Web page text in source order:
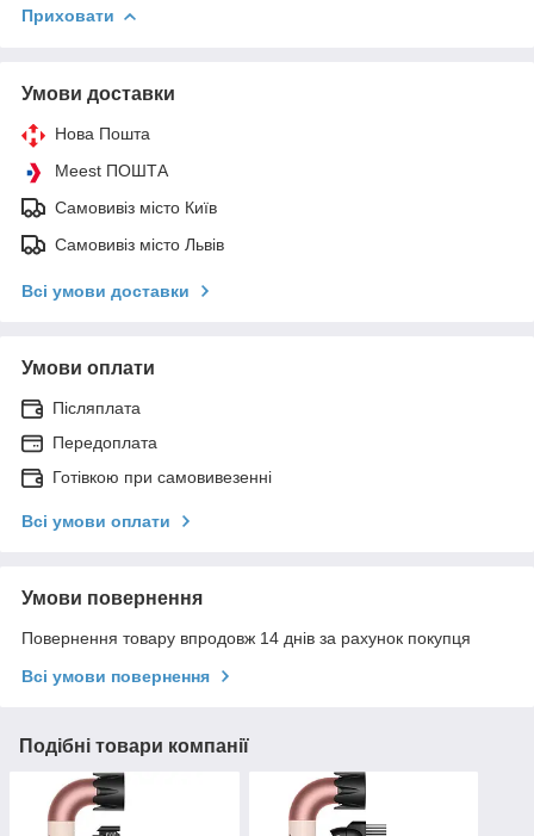
Приховати
Умови доставки
Нова Пошта
Meest ПОШТА
Самовивіз місто Київ
Самовивіз місто Львів
Всі умови доставки
Умови оплати
Післяплата
Передоплата
Готівкою при самовивезенні
Всі умови оплати
Умови повернення
Повернення товару впродовж 14 днів за рахунок покупця
Всі умови повернення
Подібні товари компанії